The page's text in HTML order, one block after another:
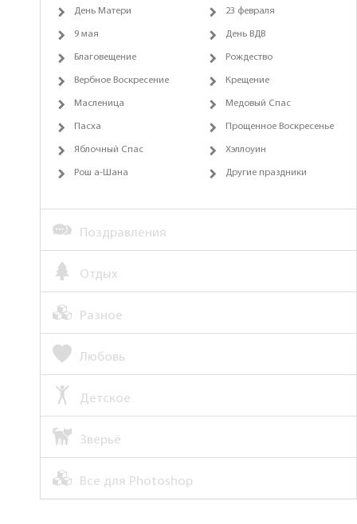
День Матери 23 февраля
9 мая День ВДВ
Благовещение Рождество
Вербное Воскресение Крещение
Масленица Медовый Спас
Пасха Прощенное Воскресенье
Яблочный Спас Хэллоуин
Рош а-Шана Другие праздники
Поздравления
Отдых
Разное
Любовь
Детское
Зверьё
Все для Photoshop